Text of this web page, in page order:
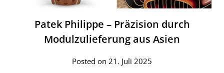
Patek Philippe – Präzision durch
Modulzulieferung aus Asien
Posted on 21. Juli 2025